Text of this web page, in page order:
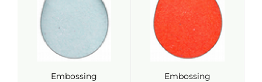
Embossing
Embossing